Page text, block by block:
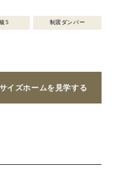
5 制震ダンパー
イズホームを見学する